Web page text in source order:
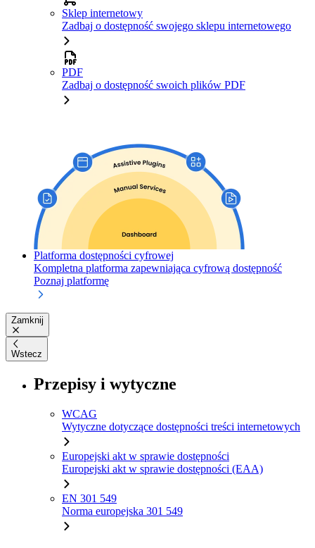
Sklep internetowy
Zadbaj o dostępność swojego sklepu internetowego
PDF
Zadbaj o dostępność swoich plików PDF
Platforma dostępności cyfrowej
Kompletna platforma zapewniająca cyfrową dostępność
Poznaj platformę
Zamknij
Wstecz
Przepisy i wytyczne
WCAG
Wytyczne dotyczące dostępności treści internetowych
Europejski akt w sprawie dostępności
Europejski akt w sprawie dostępności (EAA)
EN 301 549
Norma europejska 301 549